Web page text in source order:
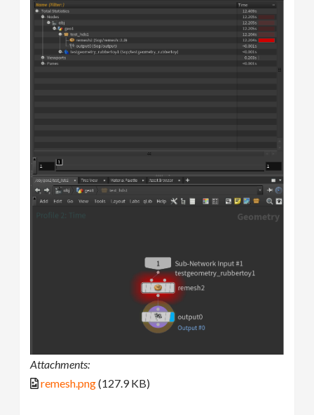
Attachments:
remesh.png(127.9 KB)